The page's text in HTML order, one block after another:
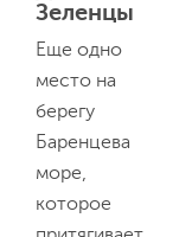
Зеленцы
Еще одно
место на
берегу
Баренцева
море,
которое